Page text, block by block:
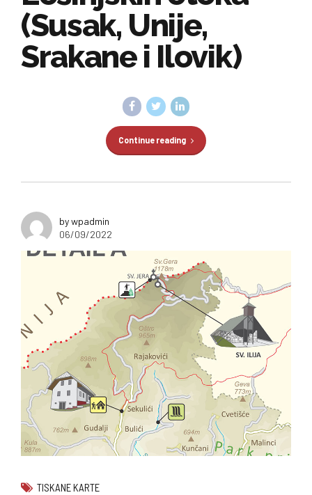
(Susak, Unije,
Srakane i Ilovik)
Continue reading
by wpadmin
06/09/2022
TISKANE KARTE